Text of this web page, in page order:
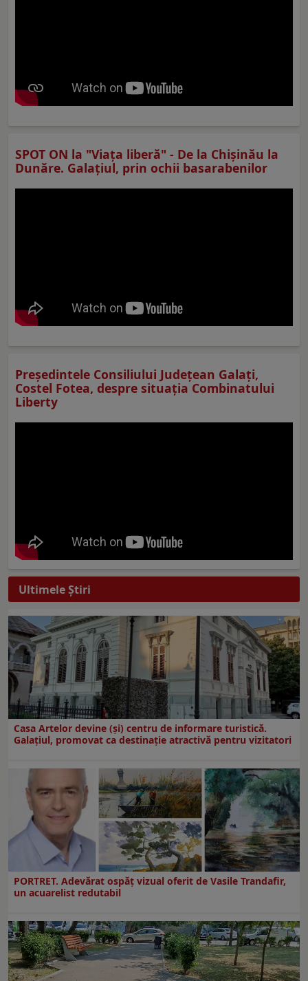
SPOT ON la "Viaţa liberă" - De la Chișinău la
Dunăre. Galațiul, prin ochii basarabenilor
Preşedintele Consiliului Judeţean Galaţi,
Costel Fotea, despre situaţia Combinatului
Liberty
Ultimele Ştiri
Casa Artelor devine (şi) centru de informare turistică.
Galaţiul, promovat ca destinaţie atractivă pentru vizitatori
PORTRET. Adevărat ospăț vizual oferit de Vasile Trandafir,
un acuarelist redutabil